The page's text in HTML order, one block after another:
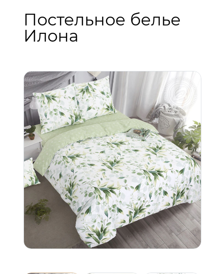
Постельное белье
Илона